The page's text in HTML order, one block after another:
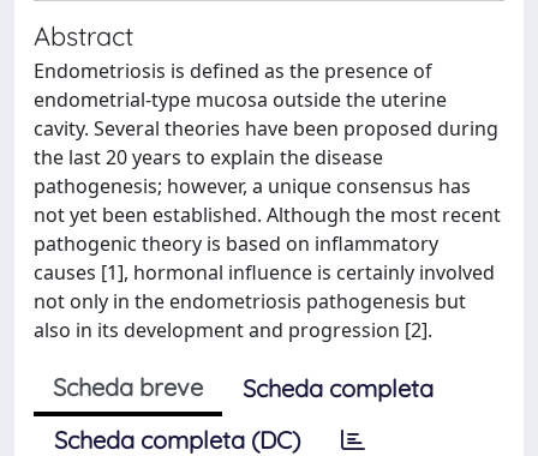
Abstract
Endometriosis is defined as the presence of
endometrial-type mucosa outside the uterine
cavity. Several theories have been proposed during
the last 20 years to explain the disease
pathogenesis; however, a unique consensus has
not yet been established. Although the most recent
pathogenic theory is based on inflammatory
causes [1], hormonal influence is certainly involved
not only in the endometriosis pathogenesis but
also in its development and progression [2].
Scheda breve
Scheda completa
Scheda completa (DC)